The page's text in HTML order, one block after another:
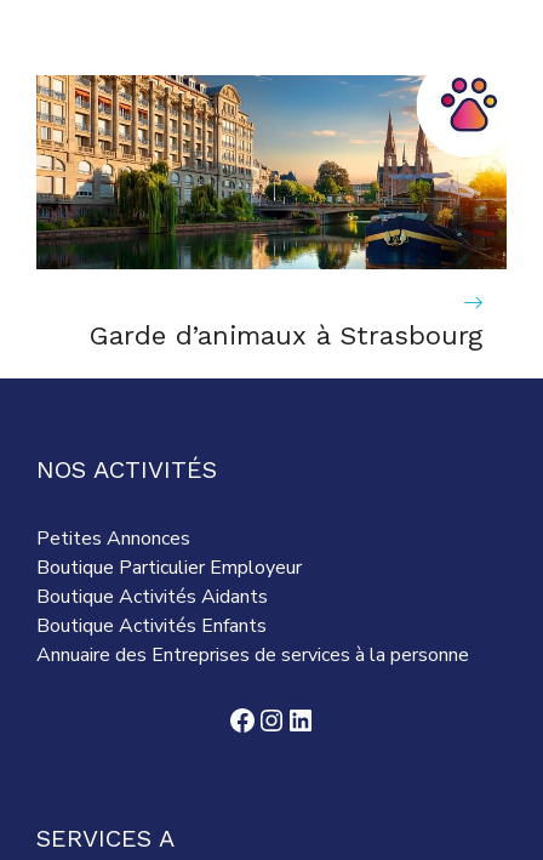
Garde d’animaux à Strasbourg
NOS ACTIVITÉS
Petites Annonces
Boutique Particulier Employeur
Boutique Activités Aidants
Boutique Activités Enfants
Annuaire des Entreprises de services à la personne
Facebook
Instagram
LinkedIn
SERVICES A